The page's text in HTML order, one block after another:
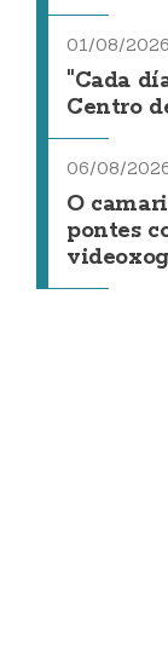
01/08/2026
"Cada
Centro
06/08/
O
pontes